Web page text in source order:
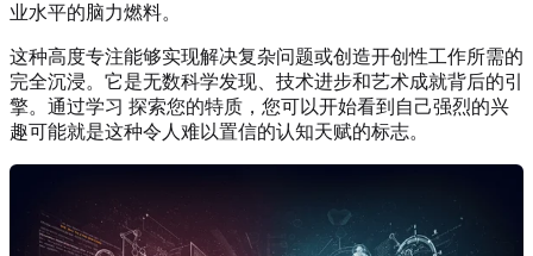
业水平的脑力燃料。
这种高度专注能够实现解决复杂问题或创造开创性工作所需的
完全沉浸。它是无数科学发现、技术进步和艺术成就背后的引
擎。通过学习 探索您的特质 ，您可以开始看到自己强烈的兴
趣可能就是这种令人难以置信的认知天赋的标志。